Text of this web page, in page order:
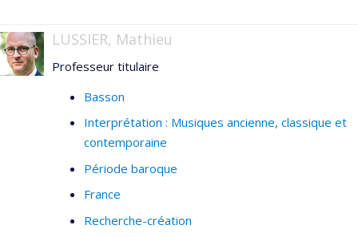
LUSSIER, Mathieu
Professeur titulaire
Basson
Interprétation : Musiques ancienne, classique et
contemporaine
Période baroque
France
Recherche-création